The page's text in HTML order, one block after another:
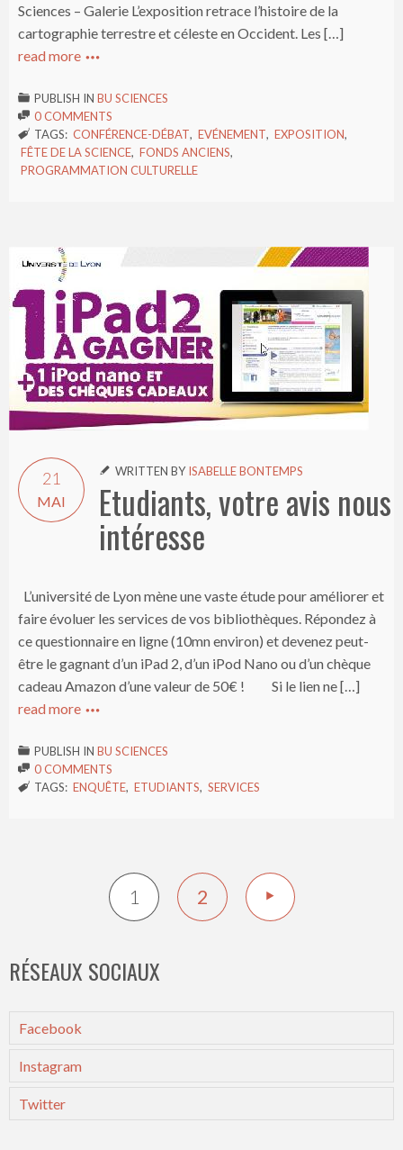
Sciences – Galerie L’exposition retrace l’histoire de la
cartographie terrestre et céleste en Occident. Les […]
read more 
 PUBLISH IN BU SCIENCES
 0 COMMENTS
 TAGS: CONFÉRENCE-DÉBAT, EVÉNEMENT, EXPOSITION,
FÊTE DE LA SCIENCE, FONDS ANCIENS,
PROGRAMMATION CULTURELLE
21
MAI
 WRITTEN BYISABELLE BONTEMPS
Etudiants, votre avis nous
intéresse
L’université de Lyon mène une vaste étude pour améliorer et
faire évoluer les services de vos bibliothèques. Répondez à
ce questionnaire en ligne (10mn environ) et devenez peut-
être le gagnant d’un iPad 2, d’un iPod Nano ou d’un chèque
cadeau Amazon d’une valeur de 50€ ! Si le lien ne […]
read more 
 PUBLISH IN BU SCIENCES
 0 COMMENTS
 TAGS: ENQUÊTE, ETUDIANTS, SERVICES
1 2 
RÉSEAUX SOCIAUX
Facebook
Instagram
Twitter